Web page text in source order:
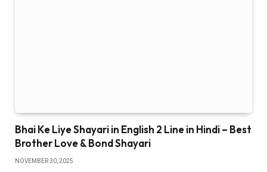
Bhai Ke Liye Shayari in English 2 Line in Hindi – Best
Brother Love & Bond Shayari
NOVEMBER 30, 2025